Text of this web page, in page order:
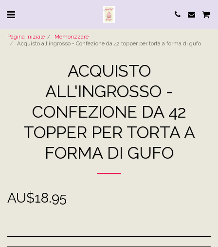
Pagina iniziale
Memorizzare
Acquisto all'ingrosso - Confezione da 42 topper per torta a forma di gufo
ACQUISTO
ALL'INGROSSO -
CONFEZIONE DA 42
TOPPER PER TORTA A
FORMA DI GUFO
AU$18.95